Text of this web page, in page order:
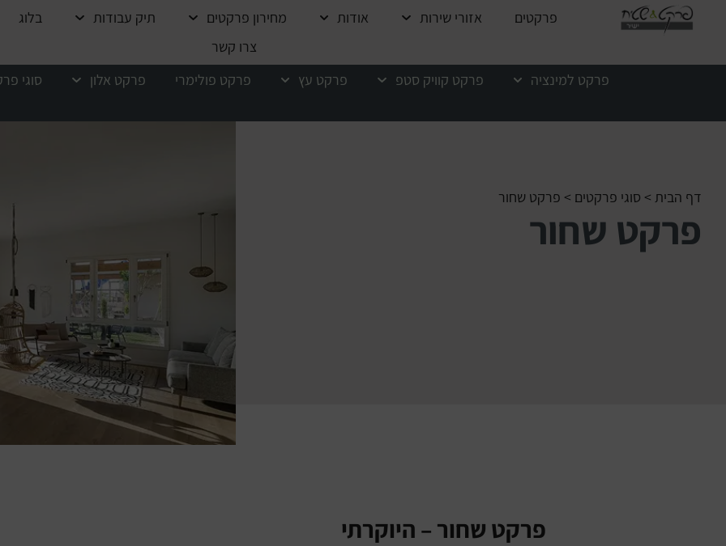
פרקטים אזורי שירות אודות מחירון פרקטים תיק עבודות בלוג
צרו קשר
פרקט למינציה פרקט קוויק סטפ פרקט עץ פרקט פולימרי פרקט אלון סוגי
דף הבית > סוגי פרקטים > פרקט שחור
פרקט שחור
פרקט שחור – היוקרתי